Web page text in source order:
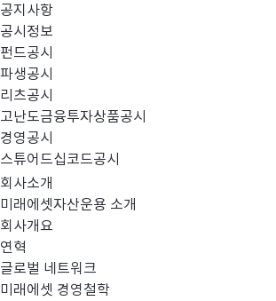
공지사항
공시정보
펀드공시
파생공시
리츠공시
고난도금융투자상품공시
경영공시
스튜어드십코드공시
회사소개
미래에셋자산운용 소개
회사개요
연혁
글로벌 네트워크
미래에셋 경영철학
대상 펀드:
no.
1
2